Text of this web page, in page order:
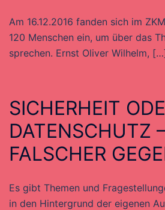
Am 16.12.2016 fanden sich im
120 Menschen ein, um über das
sprechen. Ernst Oliver Wilhelm,
SICHERHEIT
DATENSCHUTZ
FALSCHER
Es gibt Themen und
in den Hintergrund der eigenen